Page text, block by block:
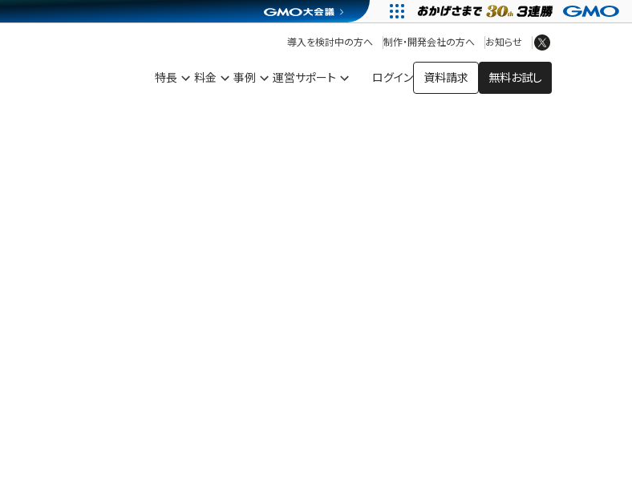
特長 料金 事例 運営サポート ログイン 資料請求 無料お試し
導入を検討中の方へ 制作・開発会社の方へ お知らせ
雑貨販売 アプリストア
料金シミュレーション
ヘルプを見る
ヘルプセンター